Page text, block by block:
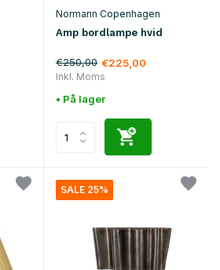
Normann Copenhagen
Amp bordlampe hvid
€250,00 €225,00
Inkl. Moms
• På lager
SALE 25%